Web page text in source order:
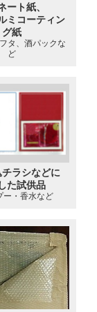
ート紙、
ミコーティン
グ紙
タ、酒パックな
ど
ラシなどに
た試供品
ー・香水など